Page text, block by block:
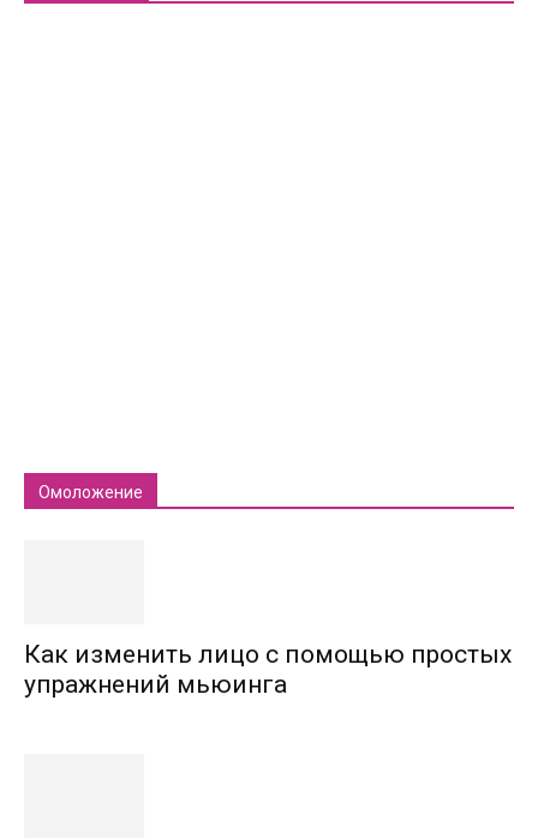
Омоложение
Как изменить лицо с помощью простых
упражнений мьюинга